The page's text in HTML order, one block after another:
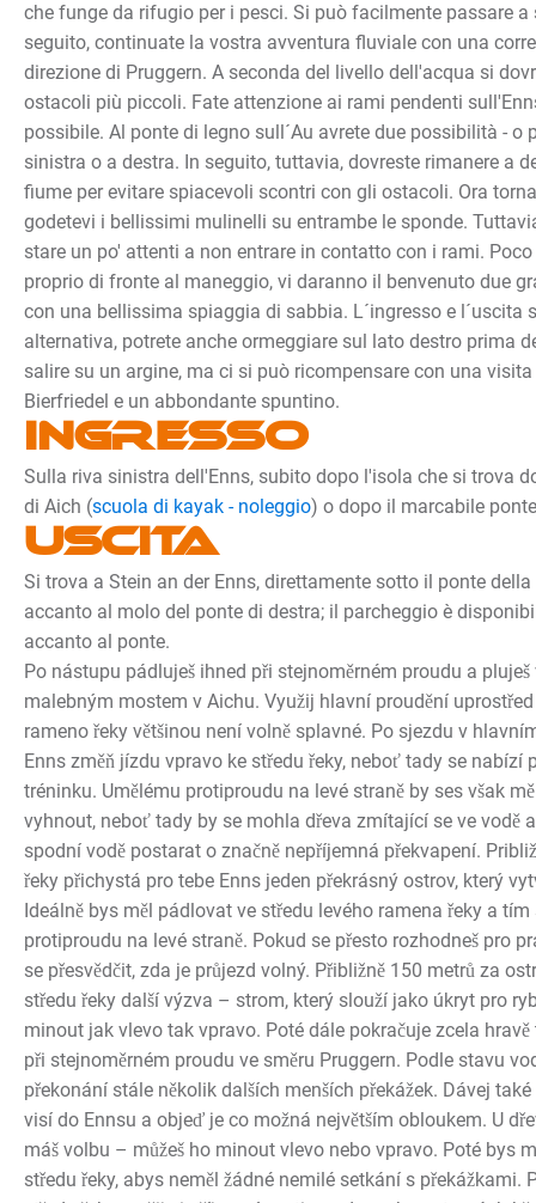
che funge da rifugio per i pesci. Si può facilmente passare a
seguito, continuate la vostra avventura fluviale con una
direzione di Pruggern. A seconda del livello dell'acqua si
ostacoli più piccoli. Fate attenzione ai rami pendenti
possibile. Al ponte di legno sull´Au avrete due possibilità - o
sinistra o a destra. In seguito, tuttavia, dovreste rimanere a
fiume per evitare spiacevoli scontri con gli ostacoli. Ora
godetevi i bellissimi mulinelli su entrambe le sponde.
stare un po' attenti a non entrare in contatto con i rami.
proprio di fronte al maneggio, vi daranno il benvenuto due
con una bellissima spiaggia di sabbia. L´ingresso e l´uscita
alternativa, potrete anche ormeggiare sul lato destro prima
salire su un argine, ma ci si può ricompensare con una
Bierfriedel e un abbondante spuntino.
Ingresso
Sulla riva sinistra dell'Enns, subito dopo l'isola che si trova
di Aich (scuola di kayak - noleggio) o dopo il marcabile
Uscita
Si trova a Stein an der Enns, direttamente sotto il ponte
accanto al molo del ponte di destra; il parcheggio è
accanto al ponte.
Po nástupu pádluješ ihned při stejnoměrném proudu a
malebným mostem v Aichu. Využij hlavní proudění
rameno řeky většinou není volně splavné. Po sjezdu v
Enns změň jízdu vpravo ke středu řeky, neboť tady se nabízí
tréninku. Umělému protiproudu na levé straně by ses však
vyhnout, neboť tady by se mohla dřeva zmítající se ve vodě
spodní vodě postarat o značně nepříjemná překvapení.
řeky přichystá pro tebe Enns jeden překrásný ostrov, který
Ideálně bys měl pádlovat ve středu levého ramena řeky a
protiproudu na levé straně. Pokud se přesto rozhodneš pro
se přesvědčit, zda je průjezd volný. Přibližně 150 metrů za
středu řeky další výzva – strom, který slouží jako úkryt pro
minout jak vlevo tak vpravo. Poté dále pokračuje zcela
při stejnoměrném proudu ve směru Pruggern. Podle stavu
překonání stále několik dalších menších překážek. Dávej
visí do Ennsu a objeď je co možná největším obloukem. U
máš volbu – můžeš ho minout vlevo nebo vpravo. Poté bys
středu řeky, abys neměl žádné nemilé setkání s překážkami.